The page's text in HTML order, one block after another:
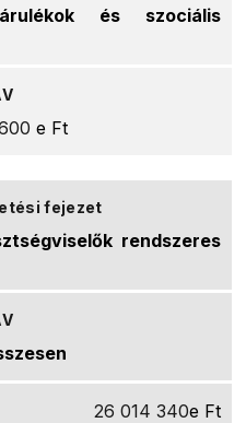
és szociális
e Ft
rendszeres
26 014 340e Ft